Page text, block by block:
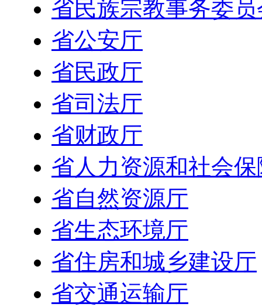
省民族宗教事务委员
省公安厅
省民政厅
省司法厅
省财政厅
省人力资源和社会
省自然资源厅
省生态环境厅
省住房和城乡建设厅
省交通运输厅